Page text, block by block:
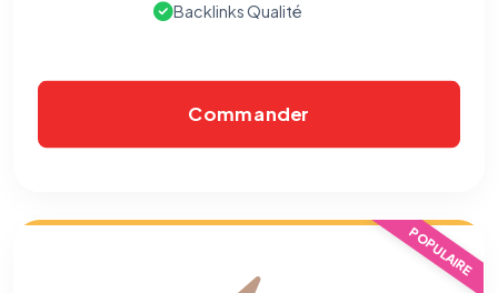
Backlinks Qualité
Commander
POPULAIRE